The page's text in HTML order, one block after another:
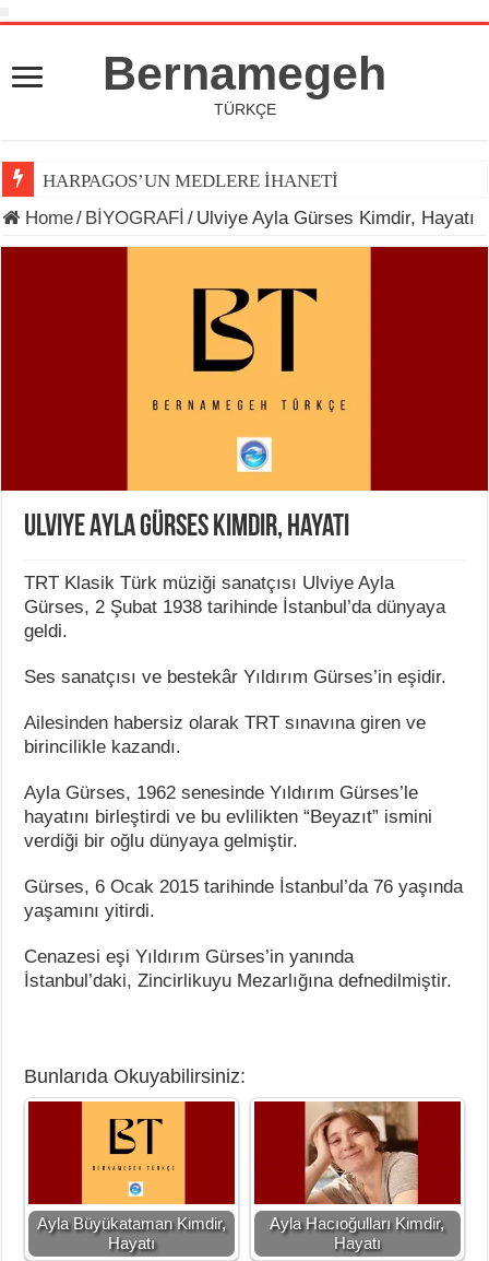
Bernamegeh
TÜRKÇE
HARPAGOS’UN MEDLERE İHANETİ
Home/ BİYOGRAFİ / Ulviye Ayla Gürses Kimdir, Hayatı
Ulviye Ayla Gürses Kimdir, Hayatı
TRT Klasik Türk müziği sanatçısı Ulviye Ayla
Gürses, 2 Şubat 1938 tarihinde İstanbul’da dünyaya
geldi.
Ses sanatçısı ve bestekâr Yıldırım Gürses’in eşidir.
Ailesinden habersiz olarak TRT sınavına giren ve
birincilikle kazandı.
Ayla Gürses, 1962 senesinde Yıldırım Gürses’le
hayatını birleştirdi ve bu evlilikten “Beyazıt” ismini
verdiği bir oğlu dünyaya gelmiştir.
Gürses, 6 Ocak 2015 tarihinde İstanbul’da 76 yaşında
yaşamını yitirdi.
Cenazesi eşi Yıldırım Gürses’in yanında
İstanbul’daki, Zincirlikuyu Mezarlığına defnedilmiştir.
Bunlarıda Okuyabilirsiniz:
Ayla Büyükataman Kimdir,
Hayatı
Ayla Hacıoğulları Kimdir,
Hayatı